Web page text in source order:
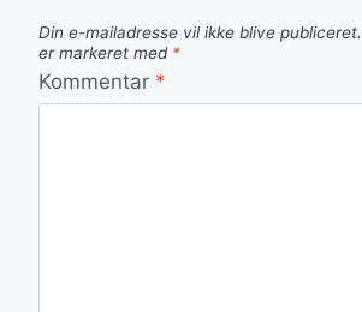
Din e-mailadresse vil ikke blive publiceret.
er markeret med *
Kommentar *